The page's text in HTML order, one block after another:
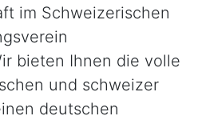
im Schweizerischen
bieten Ihnen die volle
und schweizer
deutschen